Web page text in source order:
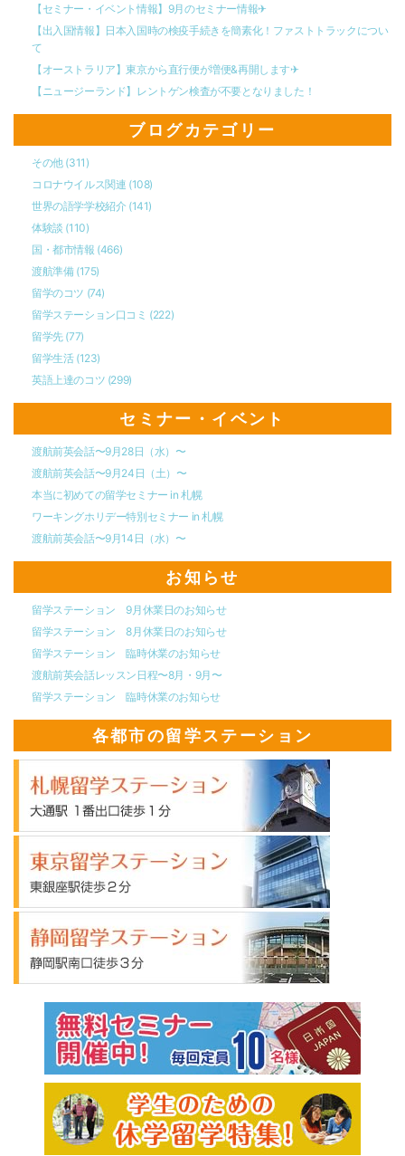
【セミナー・イベント情報】9月のセミナー情報✈︎
【出入国情報】日本入国時の検疫手続きを簡素化！ファストトラックについ
て
【オーストラリア】東京から直行便が増便&再開します✈︎
【ニュージーランド】レントゲン検査が不要となりました！
ブログカテゴリー
その他 (311)
コロナウイルス関連 (108)
世界の語学学校紹介 (141)
体験談 (110)
国・都市情報 (466)
渡航準備 (175)
留学のコツ (74)
留学ステーション口コミ (222)
留学先 (77)
留学生活 (123)
英語上達のコツ (299)
セミナー・イベント
渡航前英会話〜9月28日（水）〜
渡航前英会話〜9月24日（土）〜
本当に初めての留学セミナー in 札幌
ワーキングホリデー特別セミナー in 札幌
渡航前英会話〜9月14日（水）〜
お知らせ
留学ステーション 9月休業日のお知らせ
留学ステーション 8月休業日のお知らせ
留学ステーション 臨時休業のお知らせ
渡航前英会話レッスン日程〜8月・9月〜
留学ステーション 臨時休業のお知らせ
各都市の留学ステーション